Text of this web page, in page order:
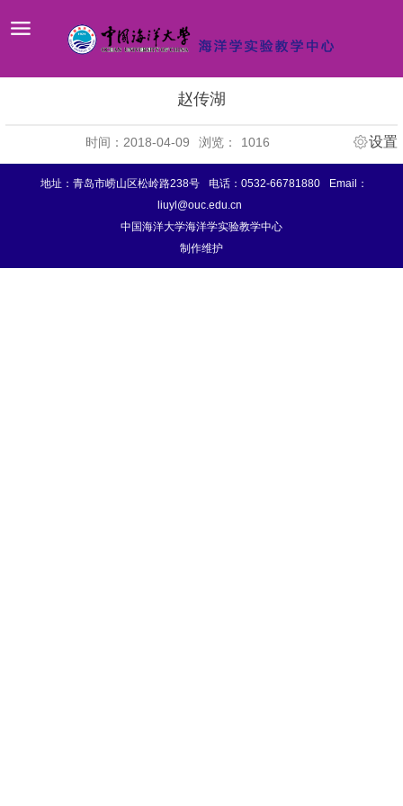
赵传湖
时间：2018-04-09 浏览： 1016 设置
地址：青岛市崂山区松岭路238号 电话：0532-66781880
Email：
liuyl@ouc.edu.cn
中国海洋大学海洋学实验教学中心
制作维护